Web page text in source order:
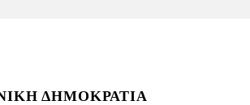
ΔΗΜΟΚΡΑΤΙΑ